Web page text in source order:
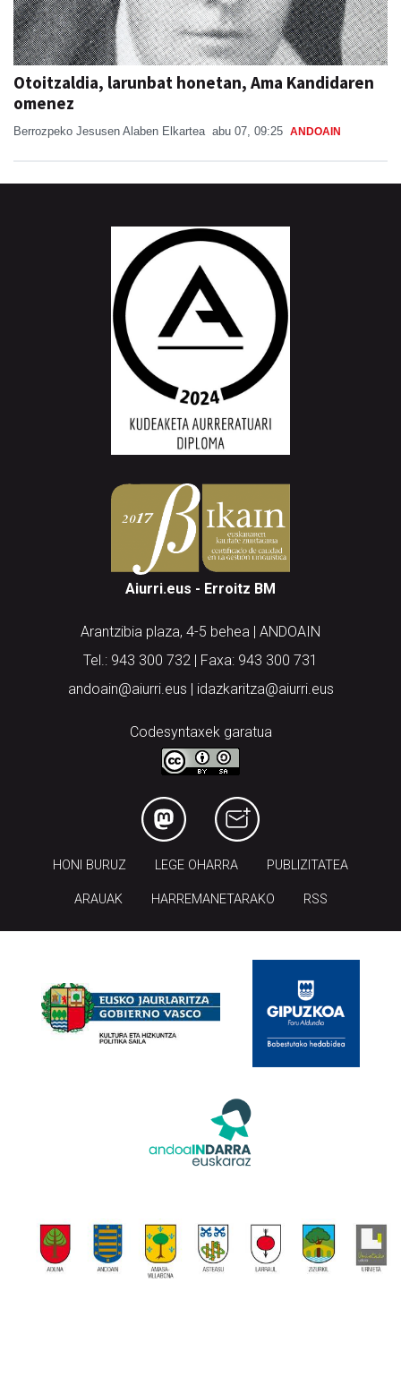
Otoitzaldia, larunbat honetan, Ama Kandidaren
omenez
Berrozpeko Jesusen Alaben Elkartea abu 07, 09:25 ANDOAIN
Aiurri.eus - Erroitz BM
Arantzibia plaza, 4-5 behea | ANDOAIN
Tel.: 943 300 732 | Faxa: 943 300 731
andoain@aiurri.eus | idazkaritza@aiurri.eus
Codesyntaxek garatua
HONI BURUZ LEGE OHARRA PUBLIZITATEA
ARAUAK HARREMANETARAKO RSS